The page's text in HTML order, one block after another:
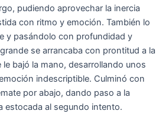
pudiendo aprovechar la inercia
con ritmo y emoción. También lo
y pasándolo con profundidad y
se arrancaba con prontitud a la
bajó la mano, desarrollando unos
indescriptible. Culminó con
por abajo, dando paso a la
estocada al segundo intento.